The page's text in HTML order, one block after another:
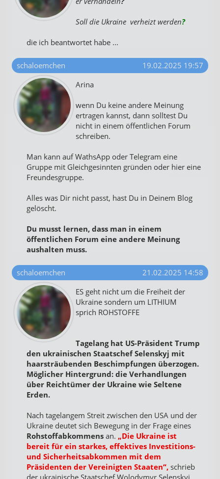
Soll die Ukraine verheizt werden?
die ich beantwortet habe ...
schaloemchen
19.02.2025 19:57
Arina
wenn Du keine andere Meinung
ertragen kannst, dann solltest Du
nicht in einem öffentlichen Forum
schreiben.
Man kann auf WathsApp oder Telegram eine
Gruppe mit Gleichgesinnten gründen oder hier eine
Freundesgruppe.
Alles was Dir nicht passt, hast Du in Deinem Blog
gelöscht.
Du musst lernen, dass man in einem
öffentlichen Forum eine andere Meinung
aushalten muss.
schaloemchen
21.02.2025 14:58
ES geht nicht um die Freiheit der
Ukraine sondern um LITHIUM
sprich ROHSTOFFE
Tagelang hat US-Präsident Trump
den ukrainischen Staatschef Selenskyj mit
haarsträubenden Beschimpfungen überzogen.
Möglicher Hintergrund: die Verhandlungen
über Reichtümer der Ukraine wie Seltene
Erden.
Nach tagelangem Streit zwischen den USA und der
Ukraine deutet sich Bewegung in der Frage eines
Rohstoffabkommens an. „Die Ukraine ist
bereit für ein starkes, effektives Investitions-
und Sicherheitsabkommen mit dem
Präsidenten der Vereinigten Staaten“, schrieb
der ukrainische Staatschef Wolodymyr Selenskyj